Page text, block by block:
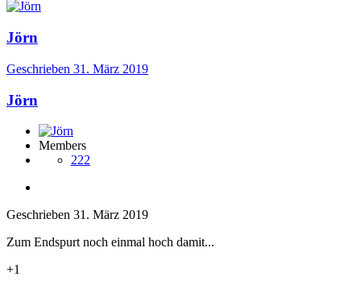
Jörn
Geschrieben 31. März 2019
Jörn
Members
222
Geschrieben 31. März 2019
Zum Endspurt noch einmal hoch damit...
+1